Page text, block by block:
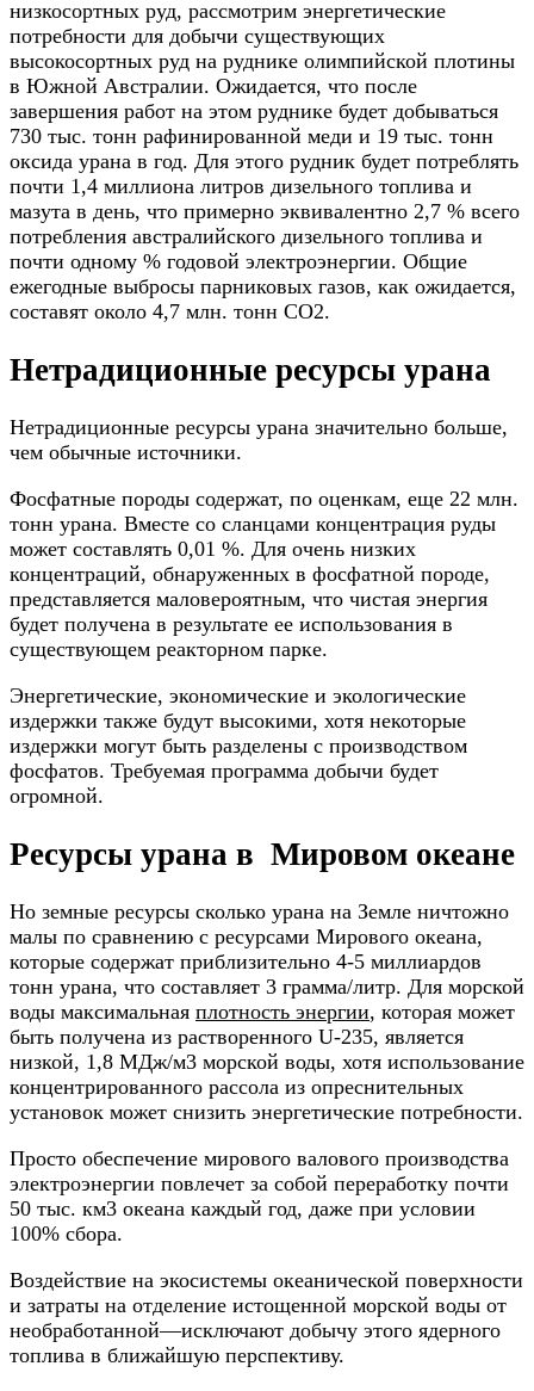
низкосортных руд, рассмотрим энергетические
потребности для добычи существующих
высокосортных руд на руднике олимпийской плотины
в Южной Австралии. Ожидается, что после
завершения работ на этом руднике будет добываться
730 тыс. тонн рафинированной меди и 19 тыс. тонн
оксида урана в год. Для этого рудник будет потреблять
почти 1,4 миллиона литров дизельного топлива и
мазута в день, что примерно эквивалентно 2,7 % всего
потребления австралийского дизельного топлива и
почти одному % годовой электроэнергии. Общие
ежегодные выбросы парниковых газов, как ожидается,
составят около 4,7 млн. тонн CO2.
Нетрадиционные ресурсы урана
Нетрадиционные ресурсы урана значительно больше,
чем обычные источники.
Фосфатные породы содержат, по оценкам, еще 22 млн.
тонн урана. Вместе со сланцами концентрация руды
может составлять 0,01 %. Для очень низких
концентраций, обнаруженных в фосфатной породе,
представляется маловероятным, что чистая энергия
будет получена в результате ее использования в
существующем реакторном парке.
Энергетические, экономические и экологические
издержки также будут высокими, хотя некоторые
издержки могут быть разделены с производством
фосфатов. Требуемая программа добычи будет
огромной.
Ресурсы урана в Мировом океане
Но земные ресурсы сколько урана на Земле ничтожно
малы по сравнению с ресурсами Мирового океана,
которые содержат приблизительно 4-5 миллиардов
тонн урана, что составляет 3 грамма/литр. Для морской
воды максимальная плотность энергии, которая может
быть получена из растворенного U-235, является
низкой, 1,8 МДж/м3 морской воды, хотя использование
концентрированного рассола из опреснительных
установок может снизить энергетические потребности.
Просто обеспечение мирового валового производства
электроэнергии повлечет за собой переработку почти
50 тыс. км3 океана каждый год, даже при условии
100% сбора.
Воздействие на экосистемы океанической поверхности
и затраты на отделение истощенной морской воды от
необработанной—исключают добычу этого ядерного
топлива в ближайшую перспективу.